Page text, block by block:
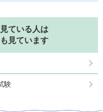
ている人は
見ています
験